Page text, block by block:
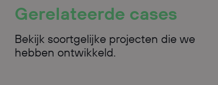
Gerelateerde cases
Bekijk soortgelijke projecten die we
hebben ontwikkeld.